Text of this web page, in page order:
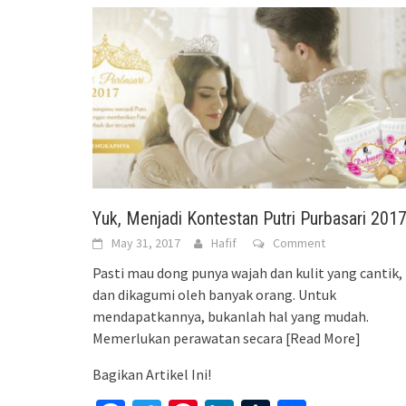
Yuk, Menjadi Kontestan Putri Purbasari 2017
May 31, 2017 Hafif Comment
Pasti mau dong punya wajah dan kulit yang cantik,
dan dikagumi oleh banyak orang. Untuk
mendapatkannya, bukanlah hal yang mudah.
Memerlukan perawatan secara [Read More]
Bagikan Artikel Ini!